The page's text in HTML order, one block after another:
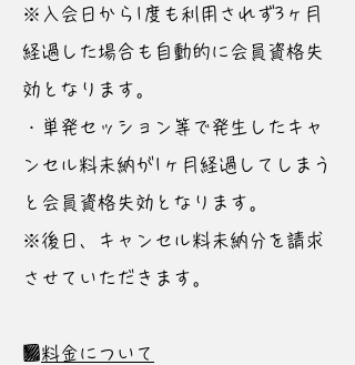
※入会日から1度も利用されず3ヶ月
経過した場合も自動的に会員資格失
効となります。
・単発セッション等で発生したキャ
ンセル料未納が1ヶ月経過してしまう
と会員資格失効となります。​
※後日、キャンセル料未納分を請求
させていただきます。
■料金について